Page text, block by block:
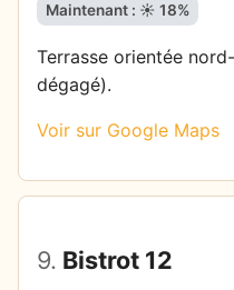
Maintenant : ☀️ 18%
Terrasse orientée
dégagé).
Voir sur Google Maps
9. Bistrot 12